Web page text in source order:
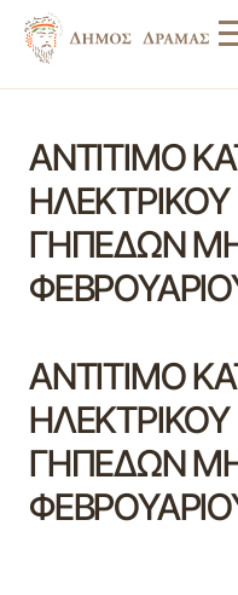
ΑΝΤΙΤΙΜΟ
ΓΗΠΕΔΩΝ
ΑΝΤΙΤΙΜΟ
ΓΗΠΕΔΩΝ